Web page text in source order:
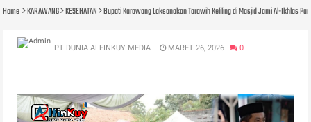
Home KARAWANG KESEHATAN Bupati Karawang Laksanakan Tarawih Keliling di Masjid Jami Al-Ikhlas
PT DUNIA ALFINKUY MEDIA MARET 26, 2026 0